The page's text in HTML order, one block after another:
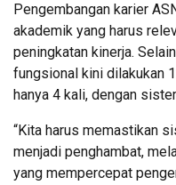
Pengembangan karier
akademik yang harus
peningkatan kinerja.
fungsional kini dilakukan
hanya 4 kali, dengan
“Kita harus memastikan
menjadi penghambat,
yang mempercepat